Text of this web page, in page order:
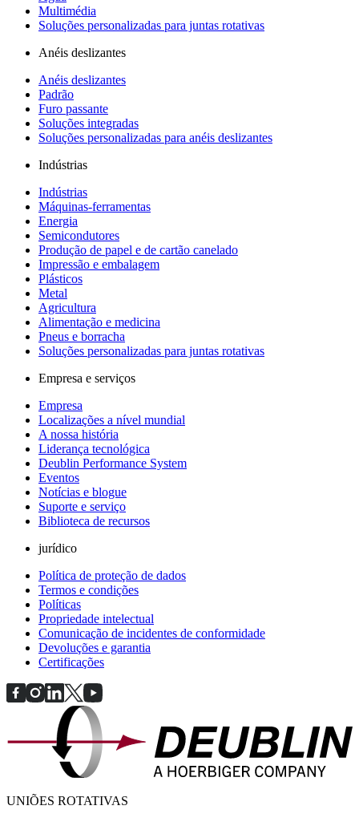
Multimédia
Soluções personalizadas para juntas rotativas
Anéis deslizantes
Anéis deslizantes
Padrão
Furo passante
Soluções integradas
Soluções personalizadas para anéis deslizantes
Indústrias
Indústrias
Máquinas-ferramentas
Energia
Semicondutores
Produção de papel e de cartão canelado
Impressão e embalagem
Plásticos
Metal
Agricultura
Alimentação e medicina
Pneus e borracha
Soluções personalizadas para juntas rotativas
Empresa e serviços
Empresa
Localizações a nível mundial
A nossa história
Liderança tecnológica
Deublin Performance System
Eventos
Notícias e blogue
Suporte e serviço
Biblioteca de recursos
jurídico
Política de proteção de dados
Termos e condições
Políticas
Propriedade intelectual
Comunicação de incidentes de conformidade
Devoluções e garantia
Certificações
UNIÕES ROTATIVAS